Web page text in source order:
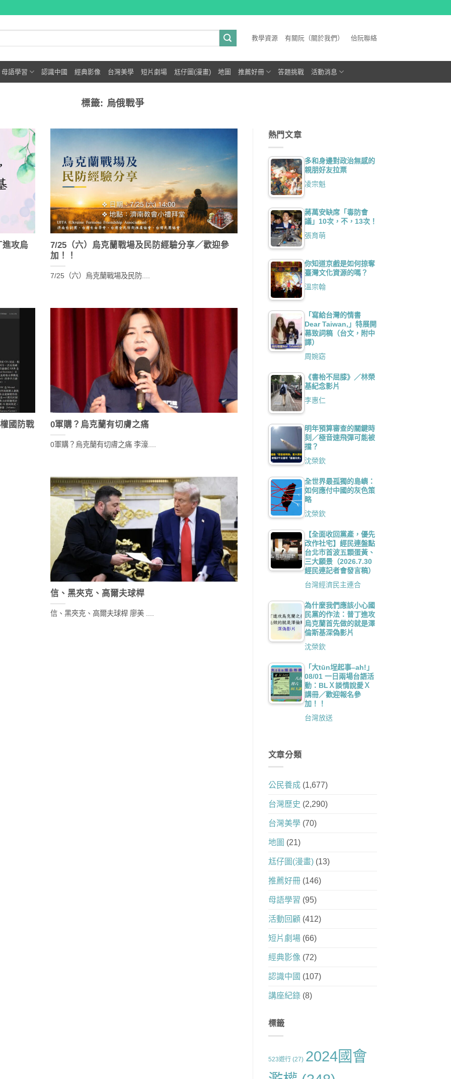
教學資源 有關阮（關於我們） 佮阮聯絡
母語學習 認識中國 經典影像 台灣美學 短片劇場 尪仔圖(漫畫) 地圖 推薦好冊 答題挑戰 活動消息
標籤: 烏俄戰爭
進攻烏
7/25（六）烏克蘭戰場及民防經驗分享／歡迎參
加！！
7/25（六）烏克蘭戰場及民防....
國防戰
0軍購？烏克蘭有切膚之痛
0軍購？烏克蘭有切膚之痛 李濠....
信、黑夾克、高爾夫球桿
信、黑夾克、高爾夫球桿 廖美 ....
熱門文章
多和身邊對政治無感的
親朋好友拉票
凌宗魁
蔣萬安缺席「毒防會
議」10次，不，13次！
張育萌
你知道京戲是如何掠奪
臺灣文化資源的嗎？
溫宗翰
「寫給台灣的情書
Dear Taiwan,」特展開
幕致詞稿（台文，附中
譯）
周婉窈
《書枱不屈膝》／林榮
基紀念影片
李惠仁
明年預算審查的關鍵時
刻／極音速飛彈可能被
擋？
沈榮欽
全世界最孤獨的島嶼：
如何應付中國的灰色策
略
沈榮欽
【全面收回黨產，優先
改作社宅】經民連盤點
台北市首波五顆蛋黃、
三大願景（2026.7.30
經民連記者會發言稿）
台灣經濟民主連合
為什麼我們應該小心國
民黨的作法：普丁進攻
烏克蘭首先做的就是澤
倫斯基深偽影片
沈榮欽
「大tūn埕起事–ah!」
08/01 一日兩場台語活
動：BLＸ談情說愛Ｘ
講冊／歡迎報名參
加！！
台灣放送
文章分類
公民養成(1,677)
台灣歷史 (2,290)
台灣美學(70)
地圖 (21)
尪仔圖(漫畫)(13)
推薦好冊(146)
母語學習 (95)
活動回顧 (412)
短片劇場(66)
經典影像 (72)
認識中國 (107)
講座紀錄(8)
標籤
523遊行(27) 2024國會